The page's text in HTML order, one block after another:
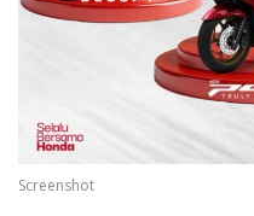
Screenshot